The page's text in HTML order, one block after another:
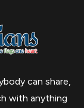
can share,
with anything